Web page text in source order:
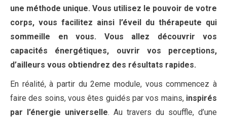
une méthode unique. Vous utilisez le pouvoir de votre
corps, vous facilitez ainsi l’éveil du thérapeute qui
sommeille en vous. Vous allez découvrir vos
capacités énergétiques, ouvrir vos perceptions,
d’ailleurs vous obtiendrez des résultats rapides.
En réalité, à partir du 2eme module, vous commencez à
faire des soins, vous êtes guidés par vos mains, inspirés
par l’énergie universelle. Au travers du souffle, d’une